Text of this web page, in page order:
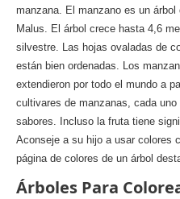
manzana. El manzano es un
Malus. El árbol crece hasta 4,6
silvestre. Las hojas ovaladas de
están bien ordenadas. Los
extendieron por todo el mundo a
cultivares de manzanas, cada
sabores. Incluso la fruta tiene
Aconseje a su hijo a usar colores
página de colores de un árbol
Árboles Para